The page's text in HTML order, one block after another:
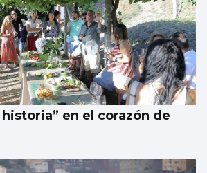
historia” en el corazón de